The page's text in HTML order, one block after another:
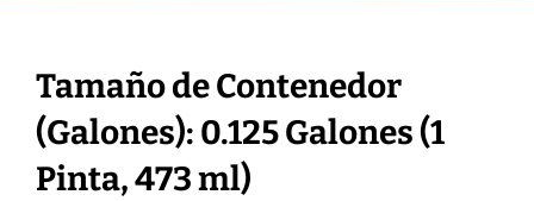
Tamaño de Contenedor
(Galones): 0.125 Galones (1
Pinta, 473 ml)